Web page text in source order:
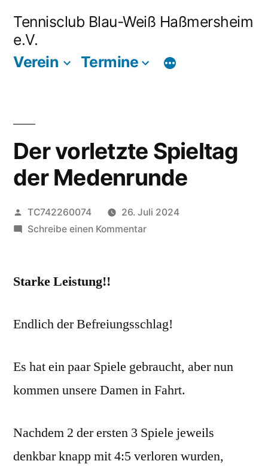
Inhalt
springen
Tennisclub Blau-Weiß Haßmersheim
e.V.
Verein
Termine
Der vorletzte Spieltag
der Medenrunde
Veröffentlicht
von
TC742260074
26. Juli 2024
Schreibe einen Kommentarzu
Starke Leistung!!
Endlich der Befreiungsschlag!
Es hat ein paar Spiele gebraucht, aber nun
kommen unsere Damen in Fahrt.
Nachdem 2 der ersten 3 Spiele jeweils
denkbar knapp mit 4:5 verloren wurden,